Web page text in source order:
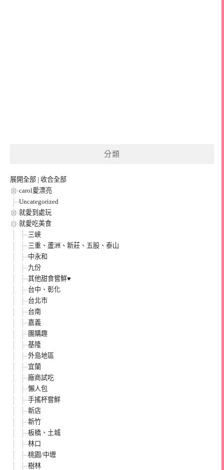
分類
展開全部 | 收合全部
carol愛漂亮
Uncategorized
就愛到處玩
就愛吃美食
三峽
三重、蘆洲、新莊、五股、泰山
中永和
九份
其他甜食嘗鮮♥
台中、彰化
台北市
台南
嘉義
團購趣
基隆
外島地區
宜蘭
廠商試吃
懶人包
手搖杯嘗鮮
新店
新竹
板橋、土城
林口
桃園/中壢
樹林